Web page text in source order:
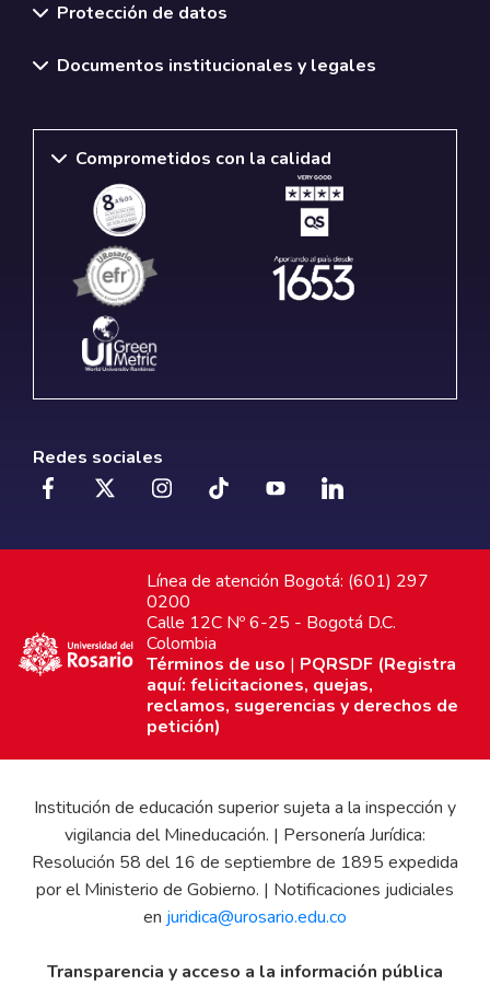
Protección de datos
Documentos institucionales y legales
Comprometidos con la calidad
Redes sociales
Línea de atención Bogotá: (601) 297
0200
Calle 12C Nº 6-25 - Bogotá D.C.
Colombia
Términos de uso | PQRSDF (Registra
aquí: felicitaciones, quejas,
reclamos, sugerencias y derechos de
petición)
Institución de educación superior sujeta a la inspección y
vigilancia del Mineducación. | Personería Jurídica:
Resolución 58 del 16 de septiembre de 1895 expedida
por el Ministerio de Gobierno. | Notificaciones judiciales
en juridica@urosario.edu.co
Transparencia y acceso a la información pública